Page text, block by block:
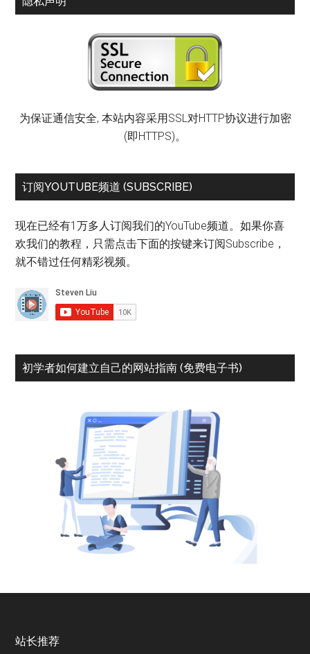
为保证通信安全, 本站内容采用SSL对HTTP协议进行加密
(即HTTPS)。
订阅YOUTUBE频道 (SUBSCRIBE)
现在已经有1万多人订阅我们的YouTube频道。如果你喜
欢我们的教程，只需点击下面的按键来订阅Subscribe，
就不错过任何精彩视频。
初学者如何建立自己的网站指南 (免费电子书)
站长推荐